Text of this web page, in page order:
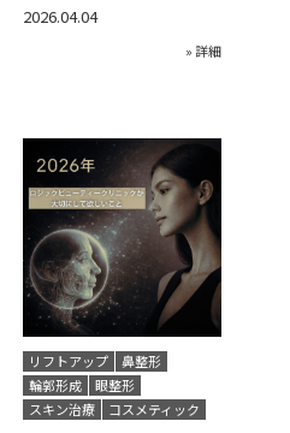
2026.04.04
» 詳細
リフトアップ
鼻整形
輪郭形成
眼整形
スキン治療
コスメティック